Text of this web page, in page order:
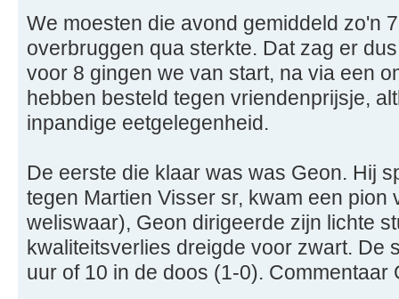
We moesten die avond gemiddeld zo'n
overbruggen qua sterkte. Dat zag er
voor 8 gingen we van start, na via een
hebben besteld tegen vriendenprijsje,
inpandige eetgelegenheid.
De eerste die klaar was was Geon. Hij
tegen Martien Visser sr, kwam een pion
weliswaar), Geon dirigeerde zijn lichte
kwaliteitsverlies dreigde voor zwart. De
uur of 10 in de doos (1-0). Commentaar